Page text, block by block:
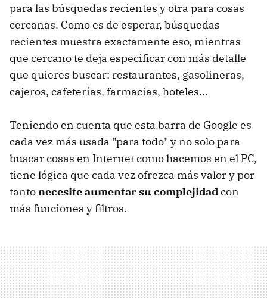
para las búsquedas recientes y otra para cosas
cercanas. Como es de esperar, búsquedas
recientes muestra exactamente eso, mientras
que cercano te deja especificar con más detalle
que quieres buscar: restaurantes, gasolineras,
cajeros, cafeterías, farmacias, hoteles...
Teniendo en cuenta que esta barra de Google es
cada vez más usada "para todo" y no solo para
buscar cosas en Internet como hacemos en el PC,
tiene lógica que cada vez ofrezca más valor y por
tantonecesite aumentar su complejidadcon
más funciones y filtros.